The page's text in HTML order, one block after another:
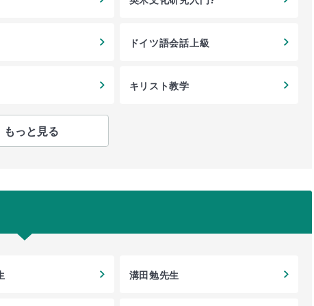
ドイツ語会話上級
キリスト教学
もっと見る
溝田勉先生